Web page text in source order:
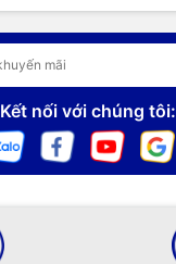
Kết nối với chúng tôi: